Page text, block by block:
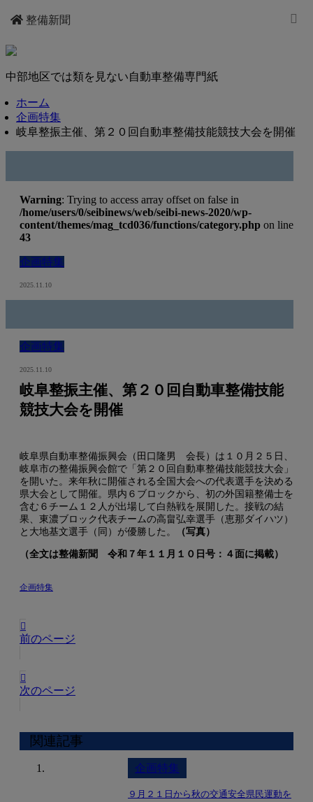
整備新聞
中部地区では類を見ない自動車整備専門紙
ホーム
企画特集
岐阜整振主催、第２０回自動車整備技能競技大会を開催
Warning: Trying to access array offset on false in
/home/users/0/seibinews/web/seibi-news-2020/wp-
content/themes/mag_tcd036/functions/category.php on line
43
企画特集
2025.11.10
企画特集
2025.11.10
岐阜整振主催、第２０回自動車整備技能
競技大会を開催
岐阜県自動車整備振興会（田口隆男 会長）は１０月２５日、
岐阜市の整備振興会館で「第２０回自動車整備技能競技大会」
を開いた。来年秋に開催される全国大会への代表選手を決める
県大会として開催。県内６ブロックから、初の外国籍整備士を
含む６チーム１２人が出場して白熱戦を展開した。接戦の結
果、東濃ブロック代表チームの高畠弘幸選手（恵那ダイハツ）
と大地基文選手（同）が優勝した。
（写真）
（全文は整備新聞 令和７年１１月１０日号：４面に掲載）
企画特集
前のページ
次のページ
関連記事
企画特集
９月２１日から秋の交通安全県民運動を